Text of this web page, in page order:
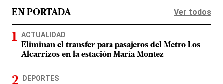
EN PORTADA Ver todos
ACTUALIDAD
Eliminan el transfer para pasajeros del Metro Los
Alcarrizos en la estación María Montez
DEPORTES